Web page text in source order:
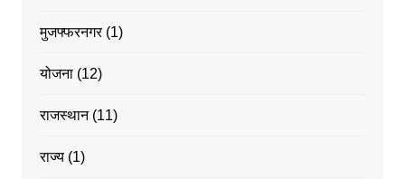
मुजफ्फरनगर(1)
योजना(12)
राजस्थान(11)
राज्य(1)